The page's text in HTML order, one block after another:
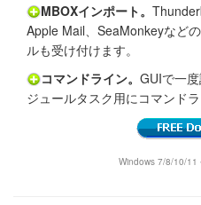
MBOXインポート。
Apple Mail、SeaMonkeyなど
ルも受け付けます。
コマンドライン。 GUIで一
ジュールタスク用にコマンド
Windows 7/8/10/11